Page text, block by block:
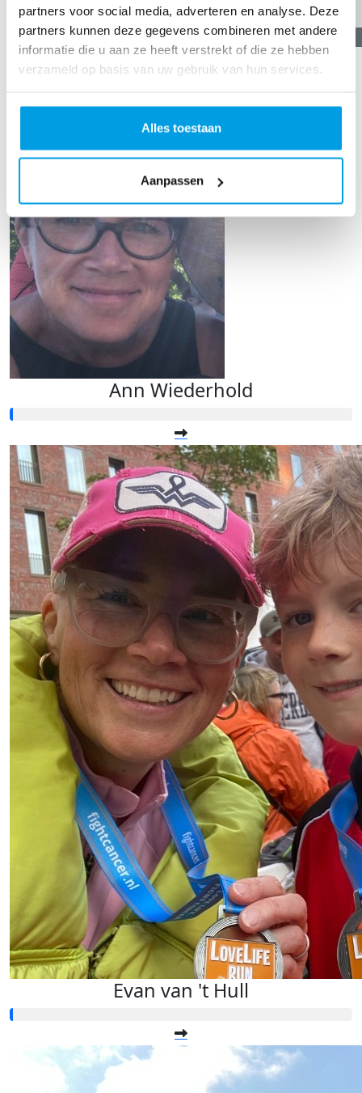
partners voor social media, adverteren en analyse. Deze
partners kunnen deze gegevens combineren met andere
informatie die u aan ze heeft verstrekt of die ze hebben
verzameld op basis van uw gebruik van hun services.
Alles toestaan
Aanpassen
20,00
Maria Iglesias Martinez
TOON MEER
Our Team Members
Ann Wiederhold
Evan van 't Hull